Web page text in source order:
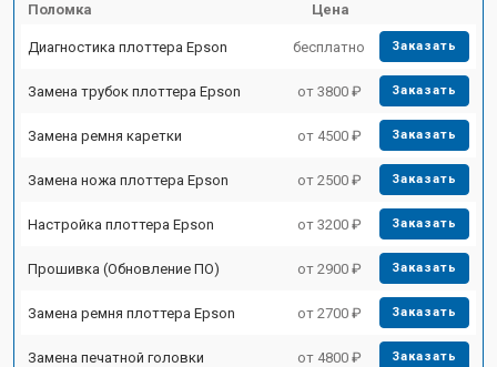
Поломка Цена
Диагностика плоттера Epson бесплатно Заказать
Замена трубок плоттера Epson от 3800 ₽ Заказать
Замена ремня каретки от 4500 ₽ Заказать
Замена ножа плоттера Epson от 2500 ₽ Заказать
Настройка плоттера Epson от 3200 ₽ Заказать
Прошивка (Обновление ПО) от 2900 ₽ Заказать
Замена ремня плоттера Epson от 2700 ₽ Заказать
Замена печатной головки от 4800 ₽ Заказать